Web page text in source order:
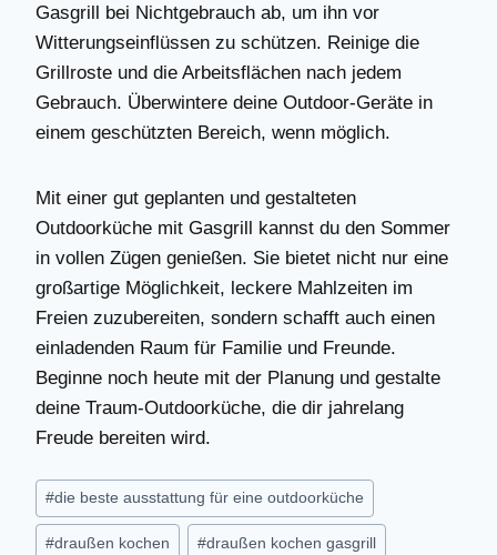
Gasgrill bei Nichtgebrauch ab, um ihn vor
Witterungseinflüssen zu schützen. Reinige die
Grillroste und die Arbeitsflächen nach jedem
Gebrauch. Überwintere deine Outdoor-Geräte in
einem geschützten Bereich, wenn möglich.
Mit einer gut geplanten und gestalteten
Outdoorküche mit Gasgrill kannst du den Sommer
in vollen Zügen genießen. Sie bietet nicht nur eine
großartige Möglichkeit, leckere Mahlzeiten im
Freien zuzubereiten, sondern schafft auch einen
einladenden Raum für Familie und Freunde.
Beginne noch heute mit der Planung und gestalte
deine Traum-Outdoorküche, die dir jahrelang
Freude bereiten wird.
Schlagworte:
#die beste ausstattung für eine outdoorküche
#draußen kochen #draußen kochen gasgrill